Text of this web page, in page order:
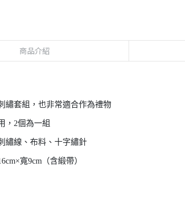
商品介紹
繡套組，也非常適合作為禮物
，2個為一組
繡線、布料、十字繡針
寬9cm（含緞帶）